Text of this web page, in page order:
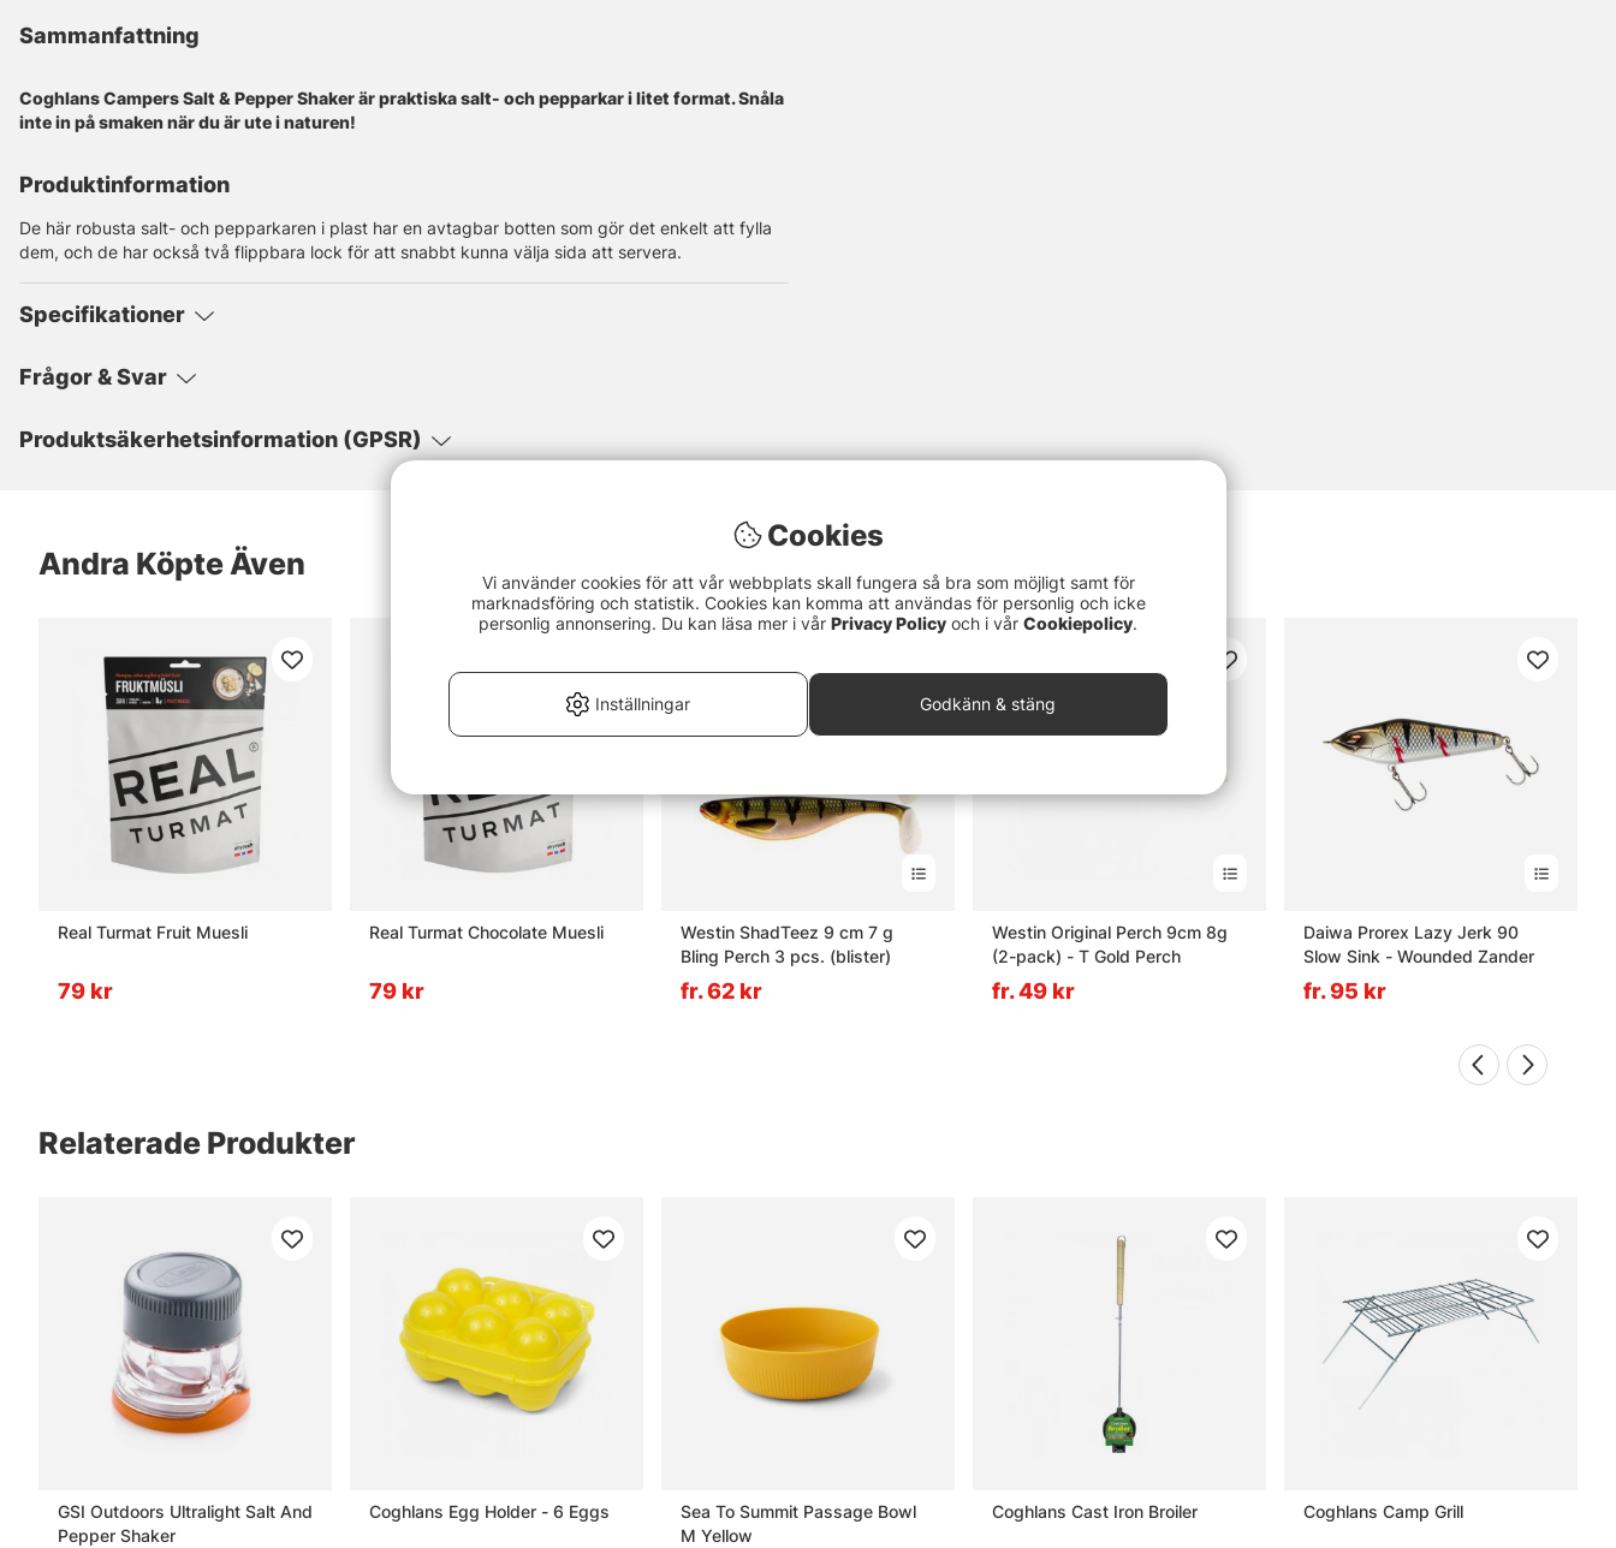
Sammanfattning
Coghlans Campers Salt & Pepper Shaker är praktiska salt- och pepparkar i litet format. Snåla
inte in på smaken när du är ute i naturen!
Produktinformation
De här robusta salt- och pepparkaren i plast har en avtagbar botten som gör det enkelt att fylla
dem, och de har också två flippbara lock för att snabbt kunna välja sida att servera.
Specifikationer
Frågor & Svar
Produktsäkerhetsinformation (GPSR)
Andra Köpte Även
Real Turmat Fruit Muesli
79 kr
Real Turmat Chocolate Muesli
79 kr
Westin ShadTeez 9 cm 7 g
Bling Perch 3 pcs. (blister)
fr. 62 kr
Westin Original Perch 9cm 8g
(2-pack) - T Gold Perch
fr. 49 kr
Daiwa Prorex Lazy Jerk 90
Slow Sink - Wounded Zander
fr. 95 kr
Relaterade Produkter
GSI Outdoors Ultralight Salt And
Pepper Shaker
Coghlans Egg Holder - 6 Eggs
Sea To Summit Passage Bowl
M Yellow
Coghlans Cast Iron Broiler Coghlans Camp Grill
Cookies
Vi använder cookies för att vår webbplats skall fungera så bra som möjligt samt för
marknadsföring och statistik. Cookies kan komma att användas för personlig och icke
personlig annonsering. Du kan läsa mer i vår Privacy Policy och i vår Cookiepolicy.
Inställningar Godkänn & stäng